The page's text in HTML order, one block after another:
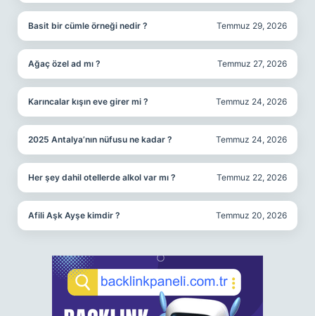
Basit bir cümle örneği nedir ? Temmuz 29, 2026
Ağaç özel ad mı ? Temmuz 27, 2026
Karıncalar kışın eve girer mi ? Temmuz 24, 2026
2025 Antalya’nın nüfusu ne kadar ? Temmuz 24, 2026
Her şey dahil otellerde alkol var mı ? Temmuz 22, 2026
Afili Aşk Ayşe kimdir ? Temmuz 20, 2026